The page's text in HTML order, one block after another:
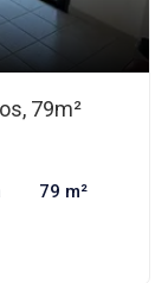
79m²
79 m²